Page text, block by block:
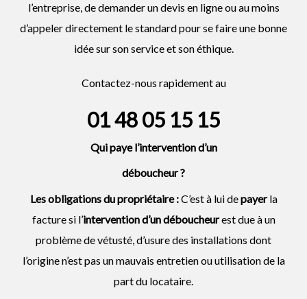
l’entreprise, de demander un devis en ligne ou au moins
d’appeler directement le standard pour se faire une bonne
idée sur son service et son éthique.
Contactez-nous rapidement au
01 48 05 15 15
Qui paye l’intervention d’un
déboucheur?
Les obligations du propriétaire :C’est à lui depayerla
facture si l’intervention d’undéboucheurest due à un
problème de vétusté, d’usure des installations dont
l’origine n’est pas un mauvais entretien ou utilisation de la
part du locataire.